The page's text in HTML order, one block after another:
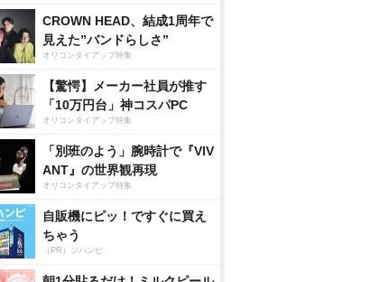
CROWN HEAD、結成1周年で
見えた”バンドらしさ”
オリコンタイアップ特集
【驚愕】メーカー社員が推す
「10万円台」神コスパPC
オリコンタイアップ特集
「別班のよう」腕時計で『VIV
ANT』の世界観再現
オリコンタイアップ特集
自販機にピッ！ですぐに買え
ちゃう
（PR）ジハンピ